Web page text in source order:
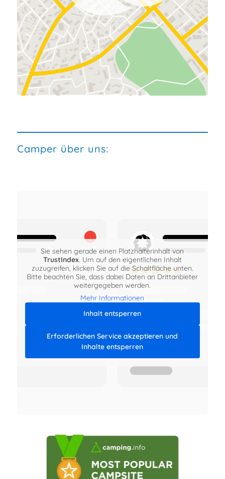
Camper über uns:
Sie sehen gerade einen Platzhalterinhalt von
TrustIndex. Um auf den eigentlichen Inhalt
zuzugreifen, klicken Sie auf die Schaltfläche unten.
Bitte beachten Sie, dass dabei Daten an Drittanbieter
weitergegeben werden.
Mehr Informationen
Inhalt entsperren
Erforderlichen Service akzeptieren und
Inhalte entsperren